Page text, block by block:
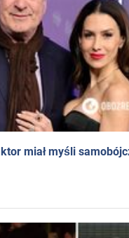
miał myśli